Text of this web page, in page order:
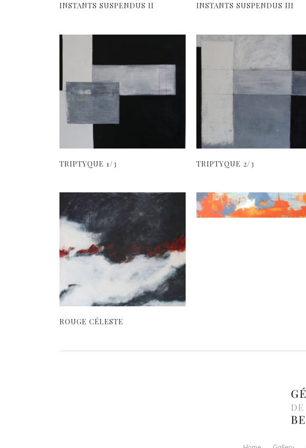
INSTANTS SUSPENDUS II INSTANTS SUSPENDUS III
TRIPTYQUE 1/3 TRIPTYQUE 2/3
ROUGE CÉLESTE